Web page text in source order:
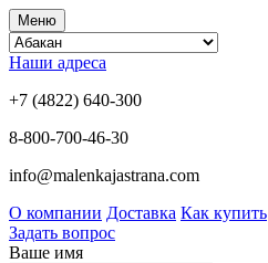
Меню
Наши адреса
+7 (4822) 640-300
8-800-700-46-30
info@malenkajastrana.com
О компании Доставка Как купить
Задать вопрос
Ваше имя